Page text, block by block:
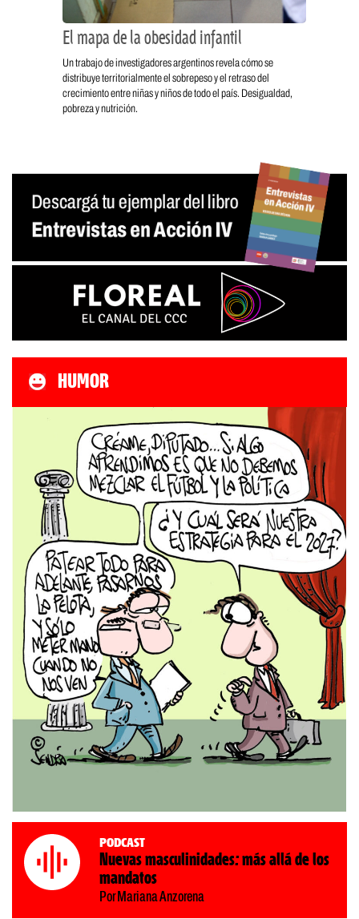
El mapa de la obesidad infantil
Un trabajo de investigadores argentinos revela cómo se
distribuye territorialmente el sobrepeso y el retraso del
crecimiento entre niñas y niños de todo el país. Desigualdad,
pobreza y nutrición.
HUMOR
Podcast
Nuevas masculinidades: más allá de los
mandatos
Por Mariana Anzorena